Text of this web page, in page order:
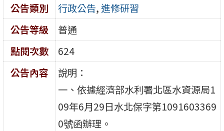
公告類別
行政公告,進修研習
公告等級
普通
點閱次數
624
公告內容
說明：
一、依據經濟部水利署北區水資源局1
09年6月29日水北保字第1091603369
0號函辦理。